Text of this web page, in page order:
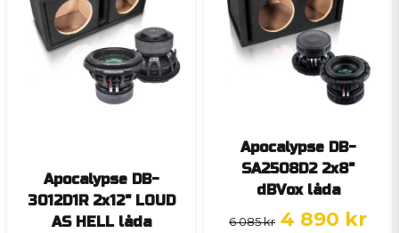
Apocalypse DB-
3012D1R 2x12" LOUD
AS HELL låda
Apocalypse DB-
SA2508D2 2x8"
dBVox låda
6 085 kr 4 890 kr